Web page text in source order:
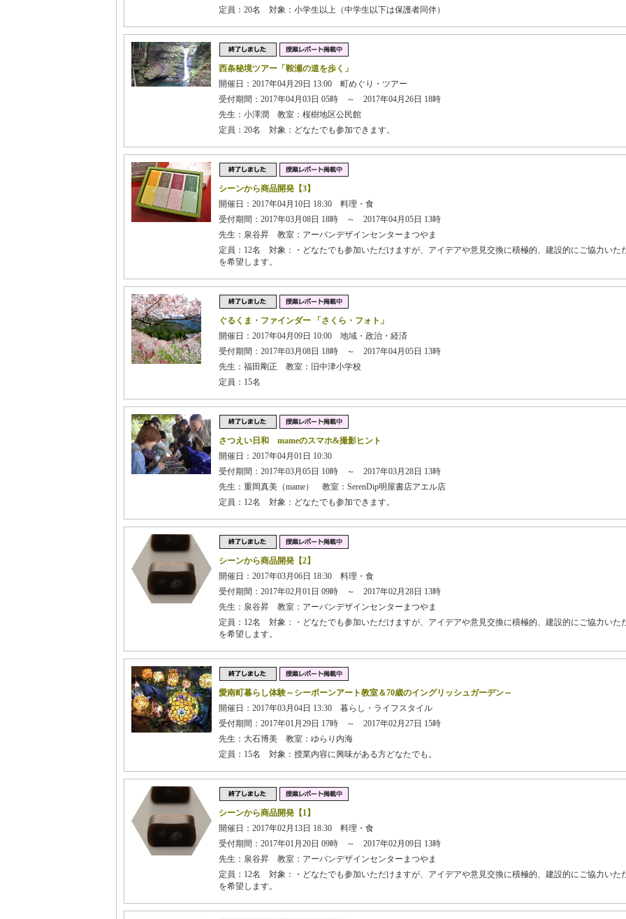
定員：20名 対象：小学生以上（中学生以下は保護者同伴）
西条秘境ツアー「鞍瀬の道を歩く」
開催日：2017年04月29日 13:00 町めぐり・ツアー
受付期間：2017年04月03日 05時 ～ 2017年04月26日 18時
先生：小澤潤 教室：桜樹地区公民館
定員：20名 対象：どなたでも参加できます。
シーンから商品開発【3】
開催日：2017年04月10日 18:30 料理・食
受付期間：2017年03月08日 18時 ～ 2017年04月05日 13時
先生：泉谷昇 教室：アーバンデザインセンターまつやま
定員：12名 対象：・どなたでも参加いただけますが、アイデアや意見交換に積極的、建設的にご協力いた
を希望します。
ぐるくま・ファインダー 「さくら・フォト」
開催日：2017年04月09日 10:00 地域・政治・経済
受付期間：2017年03月08日 18時 ～ 2017年04月05日 13時
先生：福田剛正 教室：旧中津小学校
定員：15名
さつえい日和 mameのスマホ&撮影ヒント
開催日：2017年04月01日 10:30
受付期間：2017年03月05日 10時 ～ 2017年03月28日 13時
先生：重岡真美（mame） 教室：SerenDip明屋書店アエル店
定員：12名 対象：どなたでも参加できます。
シーンから商品開発【2】
開催日：2017年03月06日 18:30 料理・食
受付期間：2017年02月01日 09時 ～ 2017年02月28日 13時
先生：泉谷昇 教室：アーバンデザインセンターまつやま
定員：12名 対象：・どなたでも参加いただけますが、アイデアや意見交換に積極的、建設的にご協力いた
を希望します。
愛南町暮らし体験～シーボーンアート教室＆70歳のイングリッシュガーデン～
開催日：2017年03月04日 13:30 暮らし・ライフスタイル
受付期間：2017年01月29日 17時 ～ 2017年02月27日 15時
先生：大石博美 教室：ゆらり内海
定員：15名 対象：授業内容に興味がある方どなたでも。
シーンから商品開発【1】
開催日：2017年02月13日 18:30 料理・食
受付期間：2017年01月20日 09時 ～ 2017年02月09日 13時
先生：泉谷昇 教室：アーバンデザインセンターまつやま
定員：12名 対象：・どなたでも参加いただけますが、アイデアや意見交換に積極的、建設的にご協力いた
を希望します。